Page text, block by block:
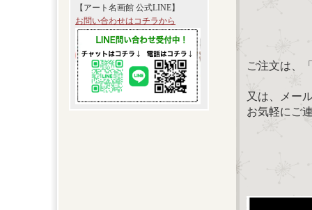
【アート名画館 公式LINE】
お問い合わせはコチラから
ご注文は、
又は、メー
お気軽にご